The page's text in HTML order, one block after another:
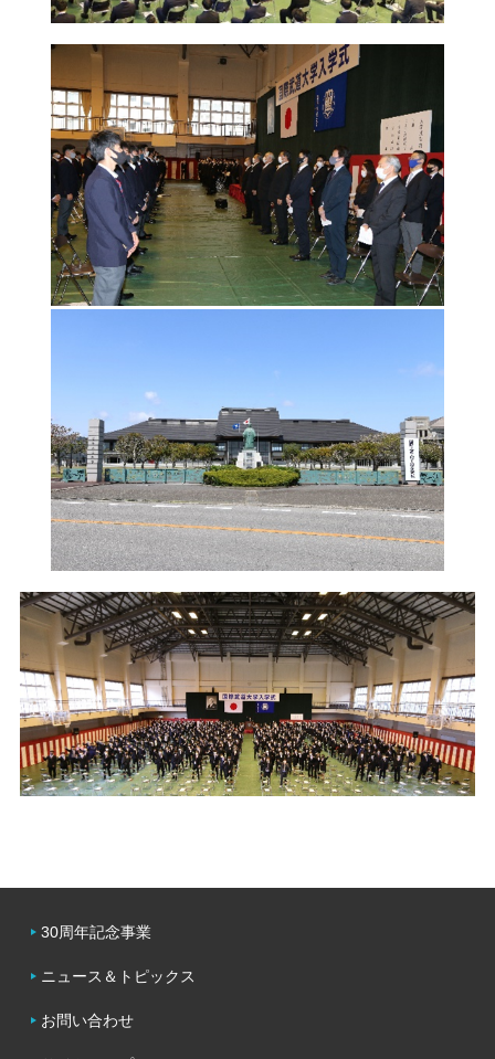
30周年記念事業
ニュース＆トピックス
お問い合わせ